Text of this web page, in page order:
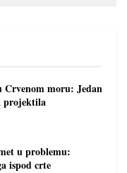
moru: Jedan
projektila
u problemu:
ispod crte